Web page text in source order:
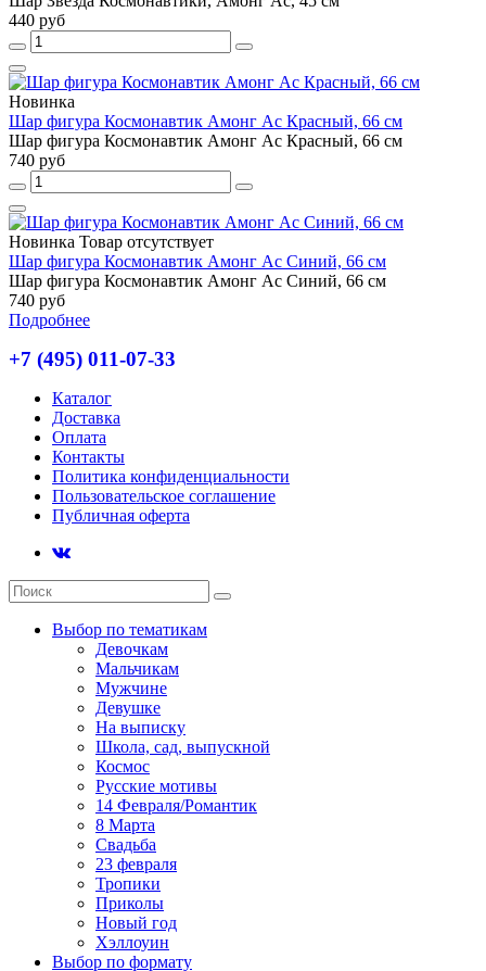
440 руб
Новинка
Шар фигура Космонавтик Амонг Ас Красный, 66 см
Шар фигура Космонавтик Амонг Ас Красный, 66 см
740 руб
Новинка Товар отсутствует
Шар фигура Космонавтик Амонг Ас Синий, 66 см
Шар фигура Космонавтик Амонг Ас Синий, 66 см
740 руб
Подробнее
+7 (495) 011-07-33
Каталог
Доставка
Оплата
Контакты
Политика конфиденциальности
Пользовательское соглашение
Публичная оферта
Выбор по тематикам
Девочкам
Мальчикам
Мужчине
Девушке
На выписку
Школа, сад, выпускной
Космос
Русские мотивы
14 Февраля/Романтик
8 Марта
Свадьба
23 февраля
Тропики
Приколы
Новый год
Хэллоуин
Выбор по формату